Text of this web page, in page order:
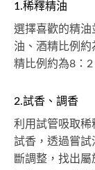
1.稀釋精油
選擇喜歡的精油
油、酒精比例
精比例約為8：2
2.試香、調香
利用試管吸取稀
試香，透過嘗試
斷調整，找出